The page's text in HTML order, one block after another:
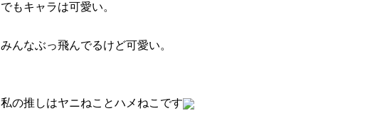
でもキャラは可愛い。
みんなぶっ飛んでるけど可愛い。
私の推しはヤニねことハメねこです